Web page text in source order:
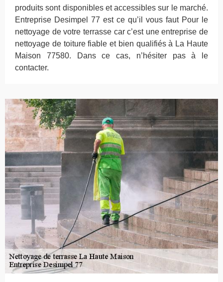
produits sont disponibles et accessibles sur le marché.
Entreprise Desimpel 77 est ce qu’il vous faut Pour le
nettoyage de votre terrasse car c’est une entreprise de
nettoyage de toiture fiable et bien qualifiés à La Haute
Maison 77580. Dans ce cas, n’hésiter pas à le
contacter.